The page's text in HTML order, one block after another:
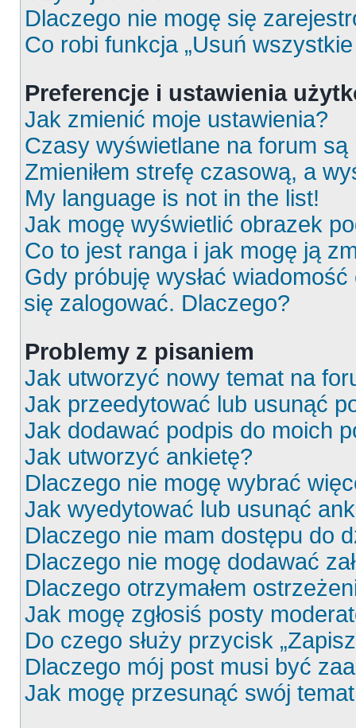
Dlaczego nie mogę się
Co robi funkcja „Usuń
Preferencje i ustawienia
Jak zmienić moje ustawienia?
Czasy wyświetlane na forum są
Zmieniłem strefę czasową, a
My language is not in the list!
Jak mogę wyświetlić obrazek
Co to jest ranga i jak mogę ją
Gdy próbuję wysłać
się zalogować. Dlaczego?
Problemy z pisaniem
Jak utworzyć nowy temat na
Jak przeedytować lub usunąć
Jak dodawać podpis do moich
Jak utworzyć ankietę?
Dlaczego nie mogę wybrać
Jak wyedytować lub usunąć
Dlaczego nie mam dostępu do
Dlaczego nie mogę dodawać
Dlaczego otrzymałem
Jak mogę zgłosiś posty
Do czego służy przycisk
Dlaczego mój post musi być
Jak mogę przesunąć swój